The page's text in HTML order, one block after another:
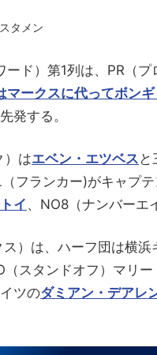
タメン
ード）第1列は、PR（プ
マークスに代ってボン
発する。
）はエベン・エツベス
フランカー)がキャプ
イ 、NO8（ナンバーエ
）は、ハーフ団は横浜
（スタンドオフ）マリ
ツのダミアン・デアレ